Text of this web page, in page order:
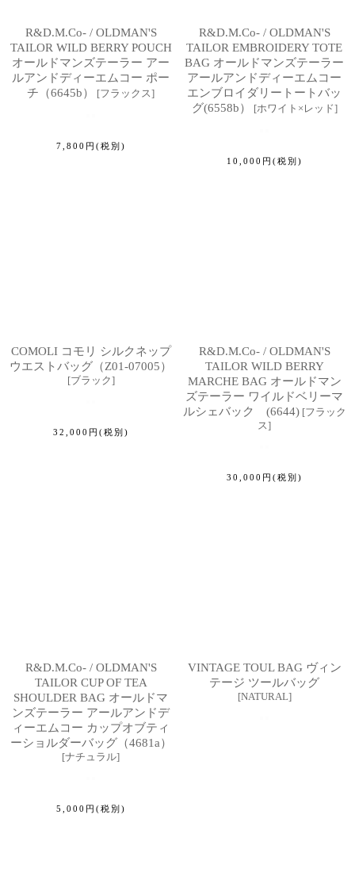
R&D.M.Co- / OLDMAN'S
TAILOR WILD BERRY POUCH
オールドマンズテーラー アー
ルアンドディーエムコー ポー
チ（6645b）
[フラックス]
7,800 円 (税別)
R&D.M.Co- / OLDMAN'S
TAILOR EMBROIDERY TOTE
BAG オールドマンズテーラー
アールアンドディーエムコー
エンブロイダリートートバッ
グ(6558b）
[ホワイト×レッド]
10,000 円 (税別)
COMOLI コモリ シルクネップ
ウエストバッグ（Z01-07005）
[ブラック]
32,000 円 (税別)
R&D.M.Co- / OLDMAN'S
TAILOR WILD BERRY
MARCHE BAG オールドマン
ズテーラー ワイルドベリーマ
ルシェバック (6644) [フラック
ス]
30,000 円 (税別)
R&D.M.Co- / OLDMAN'S
TAILOR CUP OF TEA
SHOULDER BAG オールドマ
ンズテーラー アールアンドデ
ィーエムコー カップオブティ
ーショルダーバッグ（4681a）
[ナチュラル]
5,000 円 (税別)
VINTAGE TOUL BAG ヴィン
テージ ツールバッグ
[NATURAL]